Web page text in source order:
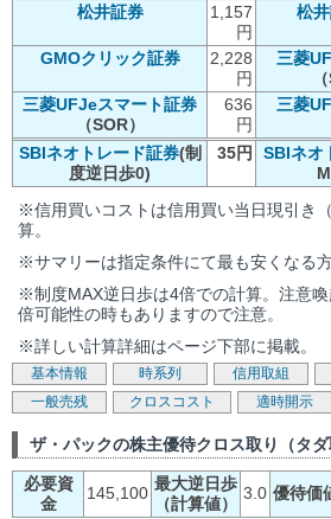
松井証券
1,157
円
松
GMOクリック証券
2,228
円
三菱
三菱UFJeスマート証券
（SOR）
636
円
三菱
SBIネオトレード証券(制
度逆日歩0)
35円 SBIネオ
※信用買いコストは信用買い当日現引き
算。
※サマリーは指定条件にて最も安くなる
※制度MAX逆日歩は4倍での計算。注意
倍可能性の時もありますので注意。
※詳しい計算詳細はページ下部に掲載。
基本情報 時系列 信用取組
一般売残
クロスコスト 適時開示
ザ・パックの株主優待クロス取り（タ
必要資
金
145,100 最大逆日歩
（計算値）
3.0 優待価